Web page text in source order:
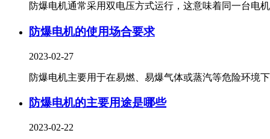
防爆电机通常采用双电压方式运行，这意味着同一台电
防爆电机的使用场合要求
2023-02-27
防爆电机主要用于在易燃、易爆气体或蒸汽等危险环境
防爆电机的主要用途是哪些
2023-02-22